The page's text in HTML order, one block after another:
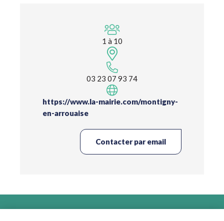
1 à 10
03 23 07 93 74
https://www.la-mairie.com/montigny-
en-arrouaise
Contacter par email